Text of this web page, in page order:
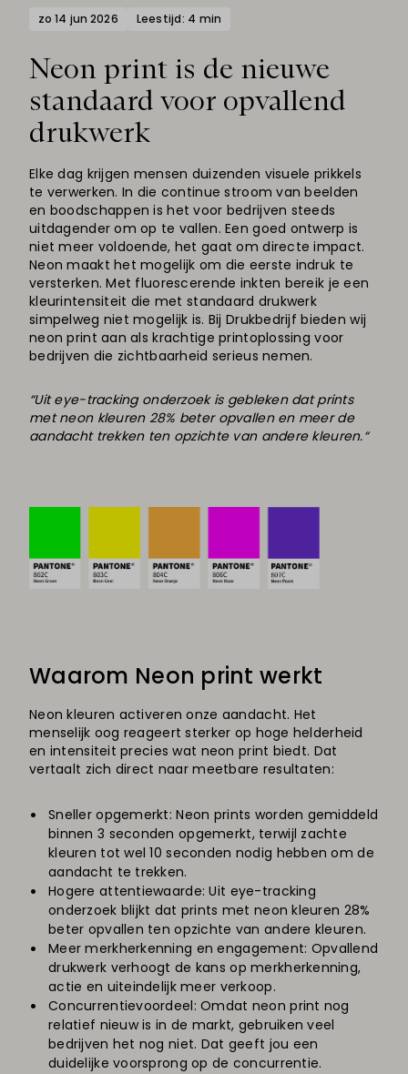
zo 14 jun 2026 Leestijd: 4 min
Neon print is de nieuwe
standaard voor opvallend
drukwerk
Elke dag krijgen mensen duizenden visuele prikkels
te verwerken. In die continue stroom van beelden
en boodschappen is het voor bedrijven steeds
uitdagender om op te vallen. Een goed ontwerp is
niet meer voldoende, het gaat om directe impact.
Neon maakt het mogelijk om die eerste indruk te
versterken. Met fluorescerende inkten bereik je een
kleurintensiteit die met standaard drukwerk
simpelweg niet mogelijk is. Bij Drukbedrijf bieden wij
neon print aan als krachtige printoplossing voor
bedrijven die zichtbaarheid serieus nemen.
“Uit eye-tracking onderzoek is gebleken dat prints
met neon kleuren 28% beter opvallen en meer de
aandacht trekken ten opzichte van andere kleuren.“
Waarom Neon print werkt
Neon kleuren activeren onze aandacht. Het
menselijk oog reageert sterker op hoge helderheid
en intensiteit precies wat neon print biedt. Dat
vertaalt zich direct naar meetbare resultaten:
Sneller opgemerkt: Neon prints worden gemiddeld
binnen 3 seconden opgemerkt, terwijl zachte
kleuren tot wel 10 seconden nodig hebben om de
aandacht te trekken.
Hogere attentiewaarde: Uit eye-tracking
onderzoek blijkt dat prints met neon kleuren 28%
beter opvallen ten opzichte van andere kleuren.
Meer merkherkenning en engagement: Opvallend
drukwerk verhoogt de kans op merkherkenning,
actie en uiteindelijk meer verkoop.
Concurrentievoordeel: Omdat neon print nog
relatief nieuw is in de markt, gebruiken veel
bedrijven het nog niet. Dat geeft jou een
duidelijke voorsprong op de concurrentie.